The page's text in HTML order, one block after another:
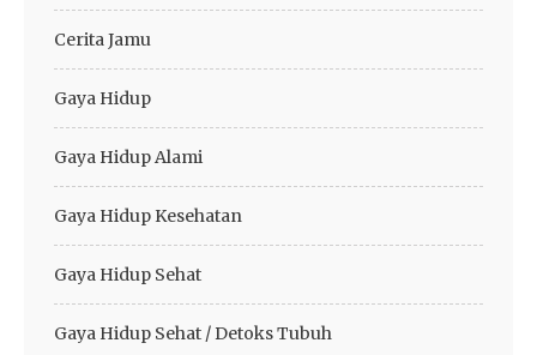
Cerita Jamu
Gaya Hidup
Gaya Hidup Alami
Gaya Hidup Kesehatan
Gaya Hidup Sehat
Gaya Hidup Sehat / Detoks Tubuh